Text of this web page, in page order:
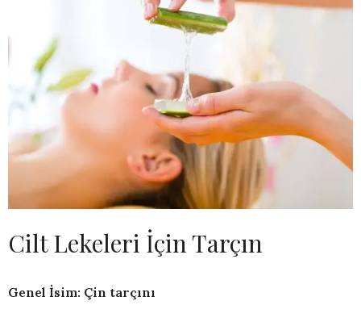
Cilt Lekeleri İçin Tarçın
Genel İsim: Çin tarçını